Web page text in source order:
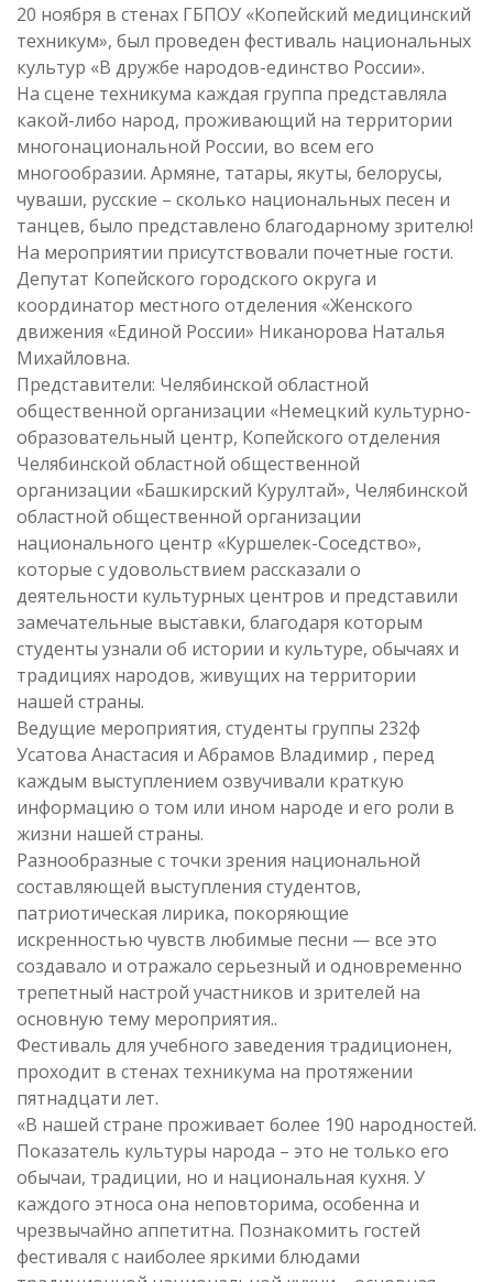
20 ноября в стенах ГБПОУ «Копейский медицинский
техникум», был проведен фестиваль национальных
культур «В дружбе народов-единство России».
На сцене техникума каждая группа представляла
какой-либо народ, проживающий на территории
многонациональной России, во всем его
многообразии. Армяне, татары, якуты, белорусы,
чуваши, русские – сколько национальных песен и
танцев, было представлено благодарному зрителю!
На мероприятии присутствовали почетные гости.
Депутат Копейского городского округа и
координатор местного отделения «Женского
движения «Единой России» Никанорова Наталья
Михайловна.
Представители: Челябинской областной
общественной организации «Немецкий культурно-
образовательный центр, Копейского отделения
Челябинской областной общественной
организации «Башкирский Курултай», Челябинской
областной общественной организации
национального центр «Куршелек-Соседство»,
которые с удовольствием рассказали о
деятельности культурных центров и представили
замечательные выставки, благодаря которым
студенты узнали об истории и культуре, обычаях и
традициях народов, живущих на территории
нашей страны.
Ведущие мероприятия, студенты группы 232ф
Усатова Анастасия и Абрамов Владимир , перед
каждым выступлением озвучивали краткую
информацию о том или ином народе и его роли в
жизни нашей страны.
Разнообразные с точки зрения национальной
составляющей выступления студентов,
патриотическая лирика, покоряющие
искренностью чувств любимые песни — все это
создавало и отражало серьезный и одновременно
трепетный настрой участников и зрителей на
основную тему мероприятия..
Фестиваль для учебного заведения традиционен,
проходит в стенах техникума на протяжении
пятнадцати лет.
«В нашей стране проживает более 190 народностей.
Показатель культуры народа – это не только его
обычаи, традиции, но и национальная кухня. У
каждого этноса она неповторима, особенна и
чрезвычайно аппетитна. Познакомить гостей
фестиваля с наиболее яркими блюдами